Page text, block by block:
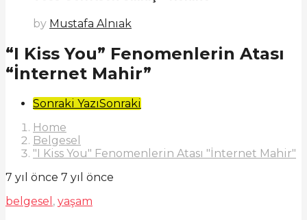
by Mustafa Alnıak
“I Kiss You” Fenomenlerin Atası
“İnternet Mahir”
Post
Pagination
Sonraki YazıSonraki
Home
Belgesel
"I Kiss You" Fenomenlerin Atası "İnternet Mahir"
7 yıl önce 7 yıl önce
belgesel , yaşam